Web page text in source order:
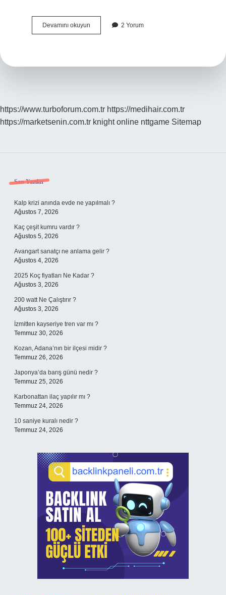
Devamını okuyun
Işi
2 Yorum
https://www.turboforum.com.tr https://medihair.com.tr
https://marketsenin.com.tr knight online nttgame Sitemap
Sidebar
Son Yazılar
Kalp krizi anında evde ne yapılmalı ?
Ağustos 7, 2026
Kaç çeşit kumru vardır ?
Ağustos 5, 2026
Avangart sanatçı ne anlama gelir ?
Ağustos 4, 2026
2025 Koç fiyatları Ne Kadar ?
Ağustos 3, 2026
200 watt Ne Çalıştırır ?
Ağustos 3, 2026
İzmitten kayseriye tren var mı ?
Temmuz 30, 2026
Kozan, Adana’nın bir ilçesi midir ?
Temmuz 26, 2026
Japonya’da barış günü nedir ?
Temmuz 25, 2026
Karbonattan ilaç yapılır mı ?
Temmuz 24, 2026
10 saniye kuralı nedir ?
Temmuz 24, 2026